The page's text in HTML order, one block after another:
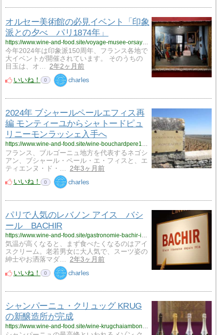
オルセー美術館の必見イベント「印象
派との夕べ パリ1874年」
今年2024年は印象派150周年、フランス各地で
大イベントが開催されています。 そのうちの
目玉は、オ…
2年2ヶ月前
いいね！
0 charles
2024年 ブシャールペールエフィス再
編 モンティーユからシャトードピュ
リニーモンラッシェ入手へ
https://www.wine-and-food.site/wine-bouchardpere1-000524/
フランス、ブルゴーニュ地方を代表するネゴシ
アン、ブシャール・ペール・エ・フィスと、エ
ティエンヌ・ド・…
2年3ヶ月前
いいね！
0 charles
パリで人気のレバノン アイス バシ
ール BACHIR
気温が高くなると、まず食べたくなるのはアイ
スクリーム。老若男女に大人気で、スーツ姿の
紳士やお洒落マダ…
2年3ヶ月前
いいね！
0 charles
シャンパーニュ・クリュッグ KRUG
の新醸造所が完成
https://www.wine-and-food.site/wine-krugchaiambonnay-000524/